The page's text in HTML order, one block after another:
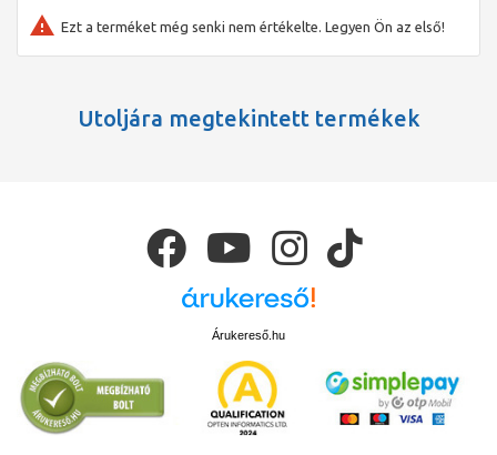
Ezt a terméket még senki nem értékelte. Legyen Ön az első!
Utoljára megtekintett termékek
Árukereső.hu